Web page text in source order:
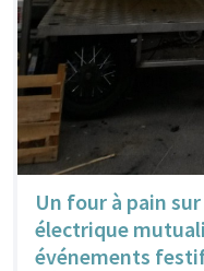
Un four à pain
électrique
événements